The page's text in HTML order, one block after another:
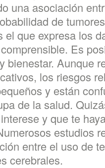
una asociación
de
el que expresa los
Es
bienestar. Aunque
los riesgos
y están
de la salud.
y que te
estudios
entre el uso de
cerebrales.